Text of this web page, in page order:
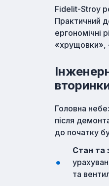
Fidelit-Stroy
Практичний
ергономічні
«хрущовки»,
Головна
після
до початку
Стан та
та